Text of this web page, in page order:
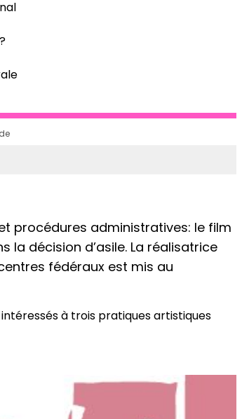
procédures administratives: le film
la décision d’asile. La réalisatrice
fédéraux est mis au
à trois pratiques artistiques